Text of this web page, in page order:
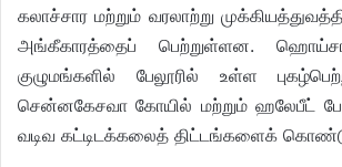
கலாச்சார மற்றும் வரலாற்று
அங்கீகாரத்தைப் பெற்றுள்ளன.
குழுமங்களில் பேலூரில் உள்ள
சென்னகேசவா கோயில் மற்றும் ஹலேபீட்
வடிவ கட்டிடக்கலைத் திட்டங்களைக்